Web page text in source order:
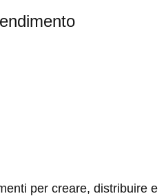
per creare, distribuire e